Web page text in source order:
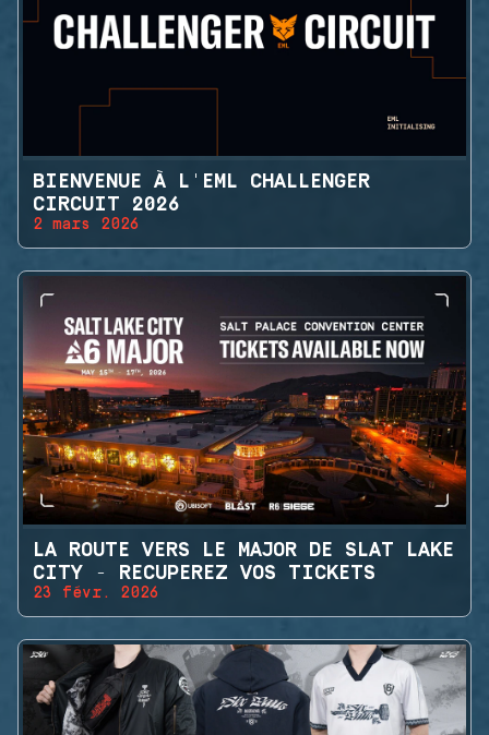
BIENVENUE À L'EML CHALLENGER
CIRCUIT 2026
2 mars 2026
LA ROUTE VERS LE MAJOR DE SLAT LAKE
CITY - RECUPEREZ VOS TICKETS
23 févr. 2026